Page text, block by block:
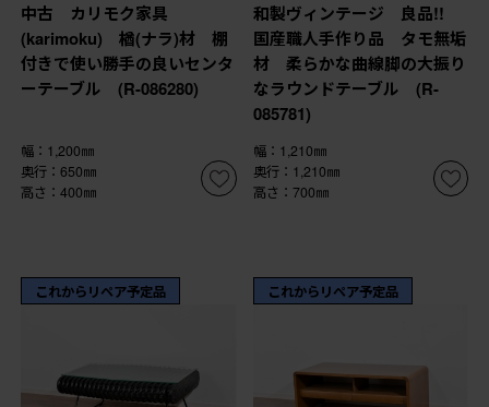
中古 カリモク家具
(karimoku) 楢(ナラ)材 棚
付きで使い勝手の良いセンタ
ーテーブル (R-086280)
幅：1,200㎜
奥行：650㎜
高さ：400㎜
和製ヴィンテージ 良品!!
国産職人手作り品 タモ無垢
材 柔らかな曲線脚の大振り
なラウンドテーブル (R-
085781)
幅：1,210㎜
奥行：1,210㎜
高さ：700㎜
これからリペア予定品 これからリペア予定品